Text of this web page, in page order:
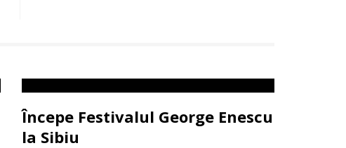
Începe Festivalul George Enescu
la Sibiu